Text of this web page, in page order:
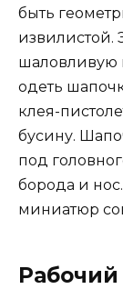
быть
извилистой.
шаловливую
одеть
клея-
бусину.
под
борода и
миниатюр